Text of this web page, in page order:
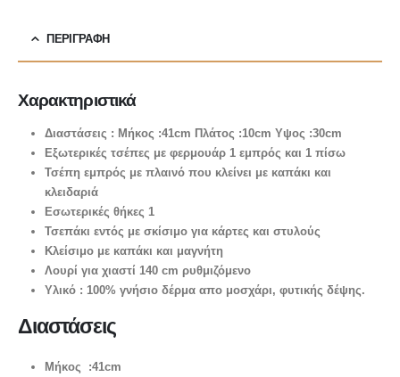
ΠΕΡΙΓΡΑΦΉ
Χαρακτηριστικά
Διαστάσεις : Μήκος :41cm Πλάτος :10cm Υψος :30cm
Εξωτερικές τσέπες με φερμουάρ 1 εμπρός και 1 πίσω
Τσέπη εμπρός με πλαινό που κλείνει με καπάκι και
κλειδαριά
Εσωτερικές θήκες 1
Τσεπάκι εντός με σκίσιμο για κάρτες και στυλούς
Κλείσιμο με καπάκι και μαγνήτη
Λουρί για χιαστί 140 cm ρυθμιζόμενο
Υλικό : 100% γνήσιο δέρμα απο μοσχάρι, φυτικής δέψης.
Διαστάσεις
Μήκος :41cm